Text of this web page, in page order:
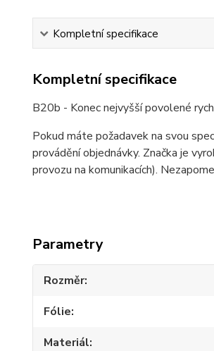
Kompletní specifikace
Kompletní specifikace
B20b - Konec nejvyšší povolené
Pokud máte požadavek na svou
provádění objednávky. Značka je
provozu na komunikacích).
Parametry
Rozměr
Fólie
Materiál